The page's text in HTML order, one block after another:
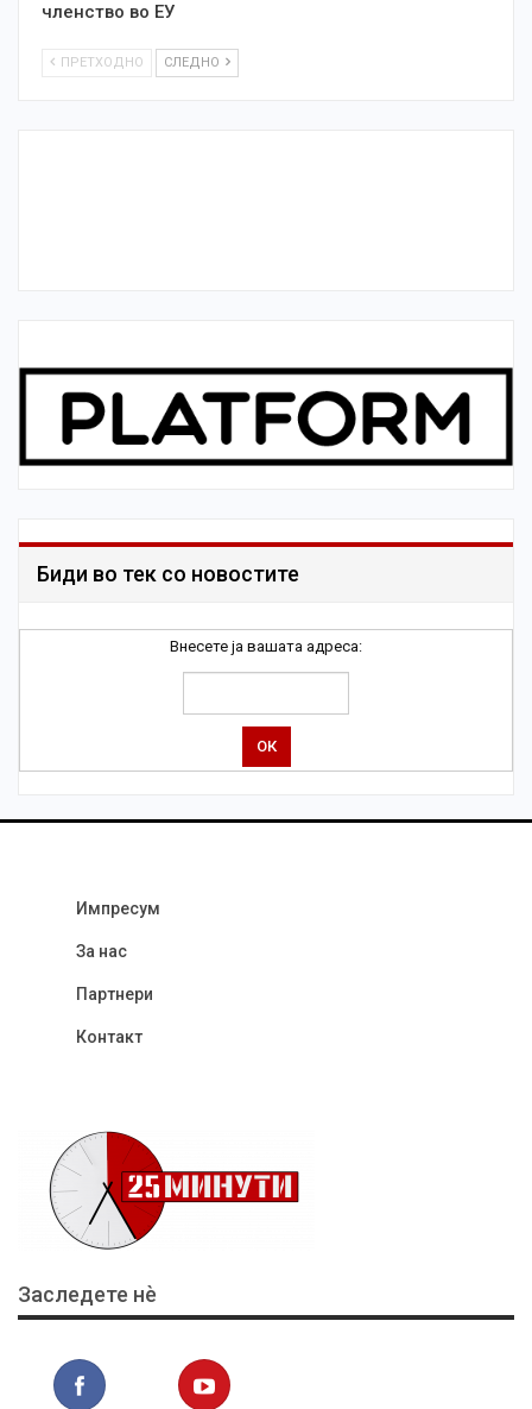
членство во ЕУ
ПРЕТХОДНО СЛЕДНО
Биди во тек со новостите
Внесете ја вашата адреса:
Импресум
За нас
Партнери
Контакт
Заследете нѐ